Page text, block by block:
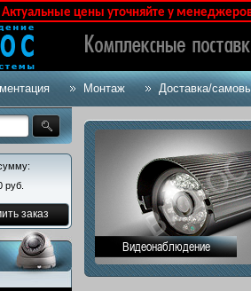
Монтаж Доставка/
цены уточняйте у менеджеров!
Видеонаблюдение
руб.
заказ